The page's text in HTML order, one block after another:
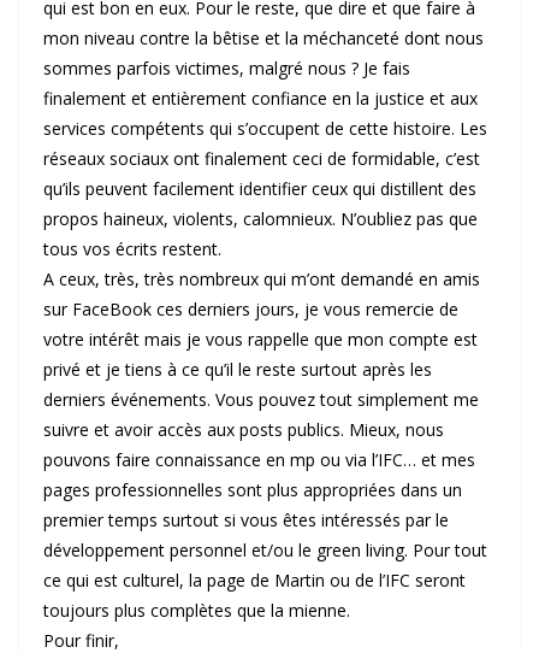
qui est bon en eux. Pour le reste, que dire et que faire à
mon niveau contre la bêtise et la méchanceté dont nous
sommes parfois victimes, malgré nous ? Je fais
finalement et entièrement confiance en la justice et aux
services compétents qui s’occupent de cette histoire. Les
réseaux sociaux ont finalement ceci de formidable, c’est
qu’ils peuvent facilement identifier ceux qui distillent des
propos haineux, violents, calomnieux. N’oubliez pas que
tous vos écrits restent.
A ceux, très, très nombreux qui m’ont demandé en amis
sur FaceBook ces derniers jours, je vous remercie de
votre intérêt mais je vous rappelle que mon compte est
privé et je tiens à ce qu’il le reste surtout après les
derniers événements. Vous pouvez tout simplement me
suivre et avoir accès aux posts publics. Mieux, nous
pouvons faire connaissance en mp ou via l’IFC… et mes
pages professionnelles sont plus appropriées dans un
premier temps surtout si vous êtes intéressés par le
développement personnel et/ou le green living. Pour tout
ce qui est culturel, la page de Martin ou de l’IFC seront
toujours plus complètes que la mienne.
Pour finir,